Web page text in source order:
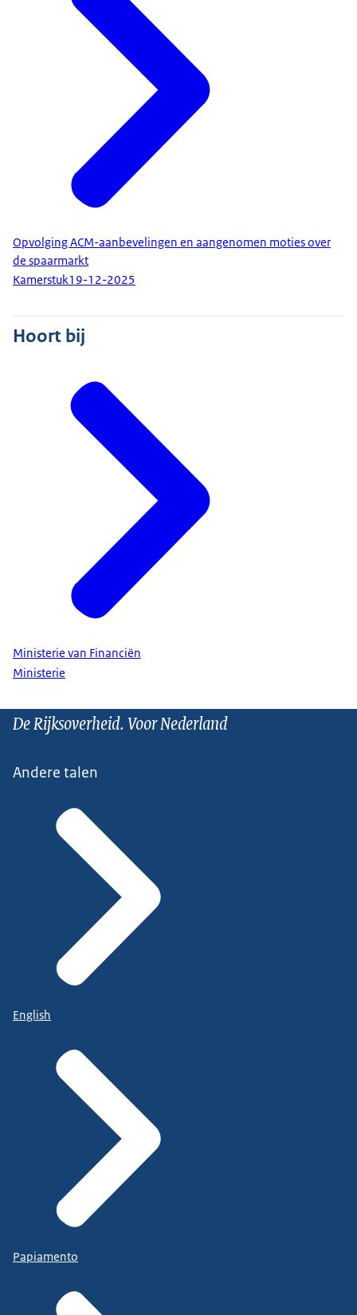
Opvolging ACM-aanbevelingen en aangenomen moties over
de spaarmarkt
Kamerstuk19-12-2025
Hoort bij
Ministerie van Financiën
Ministerie
De Rijksoverheid. Voor Nederland
Andere talen
English
Papiamento